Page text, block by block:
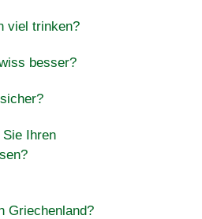
viel trinken?
besser?
Ihren
Griechenland?